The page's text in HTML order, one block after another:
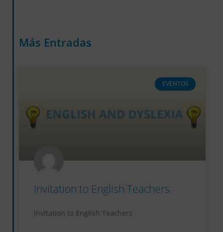
Más Entradas
EVENTOS
Invitation to English Teachers
Invitation to English Teachers